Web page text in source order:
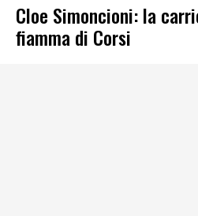
Cloe Simoncioni: la
fiamma di Corsi